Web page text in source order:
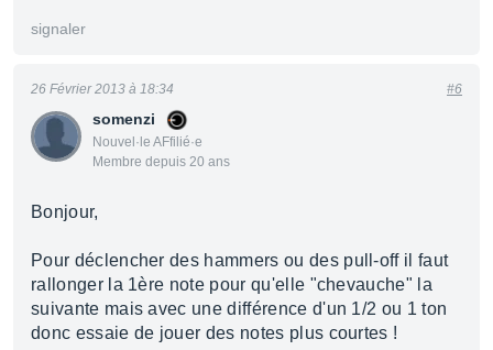
signaler
somenzi
Nouvel·le AFfilié·e
Membre depuis 20 ans
26 Février 2013 à 18:34 #6
Bonjour,
Pour déclencher des hammers ou des pull-off il faut
rallonger la 1ère note pour qu'elle "chevauche" la
suivante mais avec une différence d'un 1/2 ou 1 ton
donc essaie de jouer des notes plus courtes !